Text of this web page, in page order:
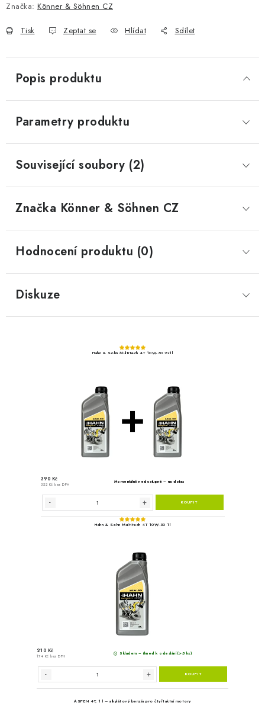
Značka: Könner & Söhnen CZ
Tisk Zeptat se Hlídat Sdílet
Popis produktu
Parametry produktu
Související soubory (2)
Značka Könner & Söhnen CZ
Hodnocení produktu (0)
Diskuze